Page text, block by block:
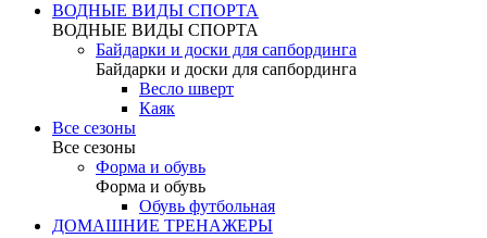
ВОДНЫЕ ВИДЫ СПОРТА
ВОДНЫЕ ВИДЫ СПОРТА
Байдарки и доски для сапбординга
Байдарки и доски для сапбординга
Весло шверт
Каяк
Все сезоны
Все сезоны
Форма и обувь
Форма и обувь
Обувь футбольная
ДОМАШНИЕ ТРЕНАЖЕРЫ